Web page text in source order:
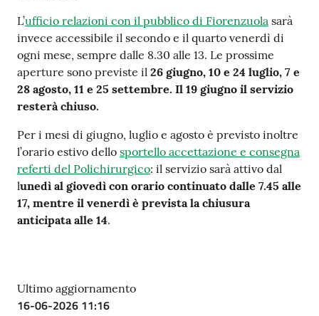
Novità
Scuole
Imprese
ed Enti
Seguici
su
L’ufficio relazioni con il pubblico di Fiorenzuola sarà
invece accessibile il secondo e il quarto venerdì di
ogni mese, sempre dalle 8.30 alle 13. Le prossime
aperture sono previste il 26 giugno, 10 e 24 luglio, 7 e
28 agosto, 11 e 25 settembre. Il 19 giugno il servizio
resterà chiuso.
Per i mesi di giugno, luglio e agosto è previsto inoltre
l’orario estivo dello sportello accettazione e consegna
referti del Polichirurgico: il servizio sarà attivo dal
lunedì al giovedì con orario continuato dalle 7.45 alle
17, mentre il venerdì è prevista la chiusura
anticipata alle 14.
Ultimo aggiornamento
16-06-2026 11:16